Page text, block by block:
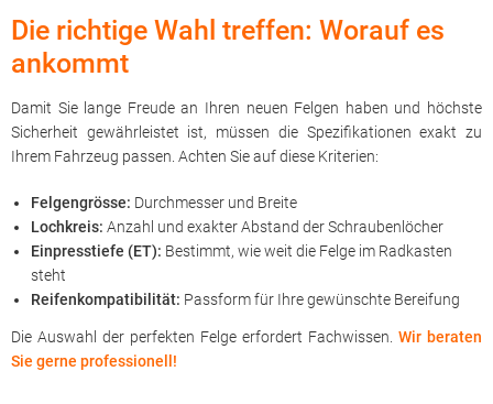
Die richtige Wahl treffen: Worauf es
ankommt
Damit Sie lange Freude an Ihren neuen Felgen haben und höchste
Sicherheit gewährleistet ist, müssen die Spezifikationen exakt zu
Ihrem Fahrzeug passen. Achten Sie auf diese Kriterien:
Felgengrösse: Durchmesser und Breite
Lochkreis: Anzahl und exakter Abstand der Schraubenlöcher
Einpresstiefe (ET): Bestimmt, wie weit die Felge im Radkasten
steht
Reifenkompatibilität: Passform für Ihre gewünschte Bereifung
Die Auswahl der perfekten Felge erfordert Fachwissen. Wir beraten
Sie gerne professionell!